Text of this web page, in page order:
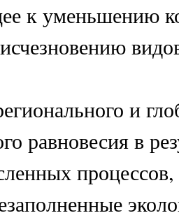
к уменьшению
и
равновесия в
процессов,